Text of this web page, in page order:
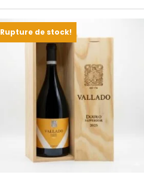
Rupture de stock!